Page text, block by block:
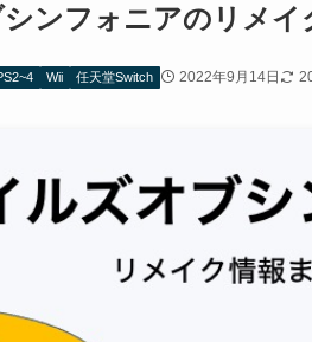
ンフォニアのリメイ
Wii 任天堂Switch 2022年9月14日